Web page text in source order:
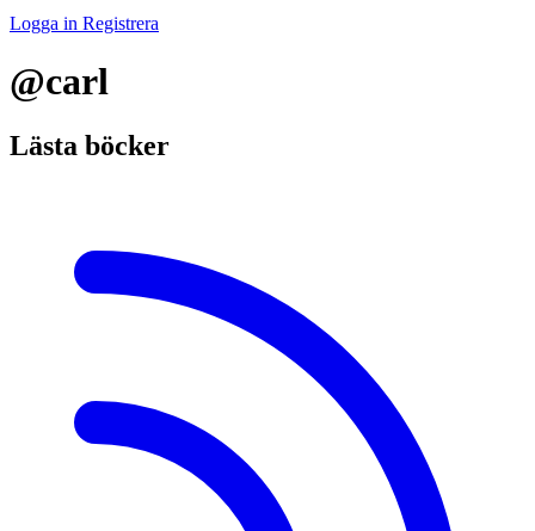
Logga in Registrera
@carl
Lästa böcker